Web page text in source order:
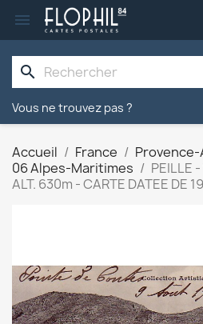

search
Vous ne trouvez pas ?
Accueil France
06 Alpes-Maritimes
PEILLE
ALT. 630m - CARTE DATEE DE